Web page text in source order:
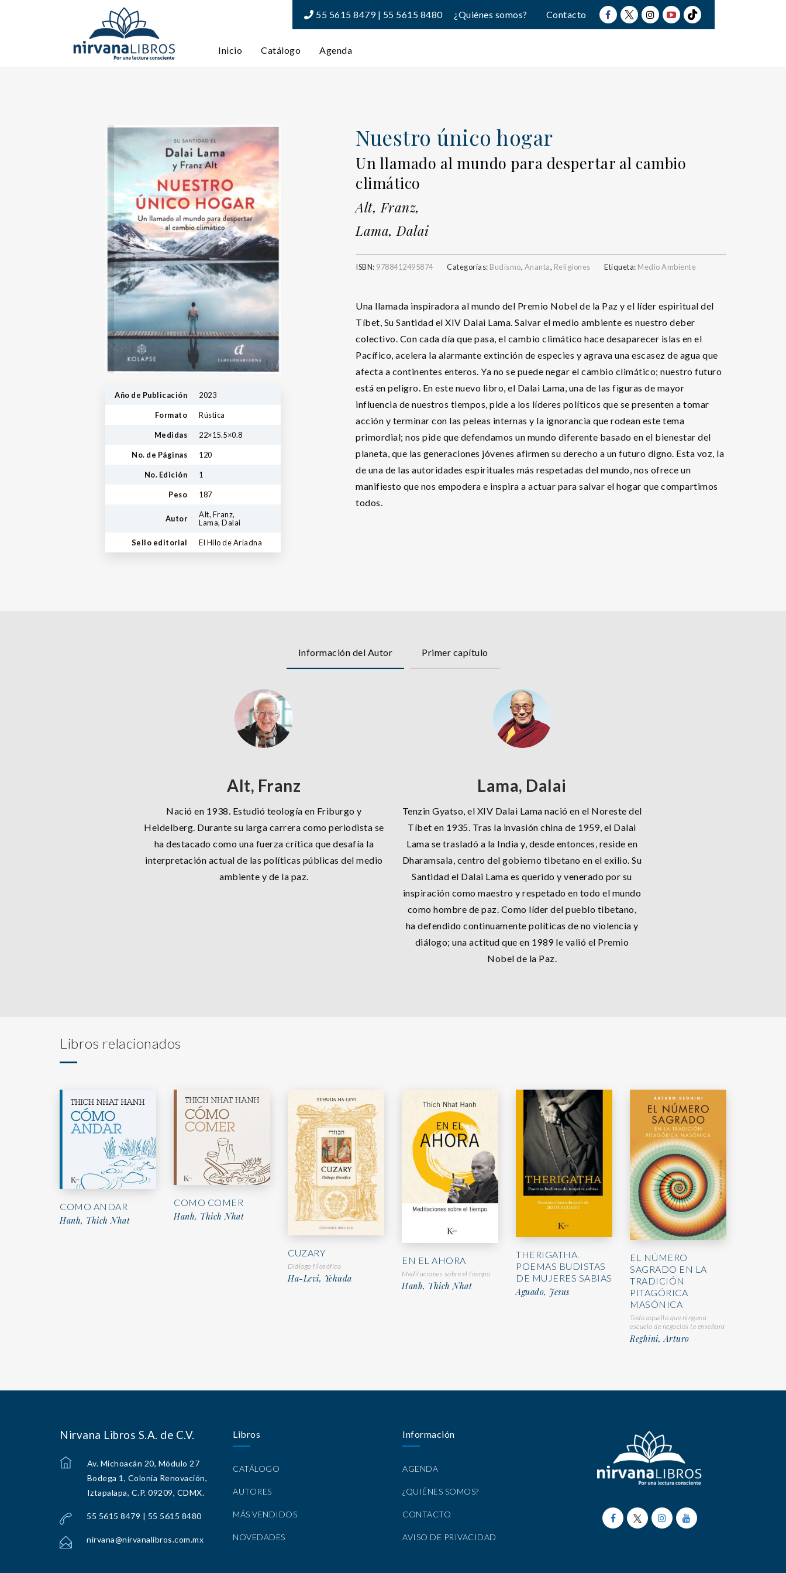
55 5615 8479 | 55 5615 8480 ¿Quiénes somos? Contacto
Inicio Catálogo Agenda
Año de Publicación 2023
Formato Rústica
Medidas 22×15.5×0.8
No. de Páginas 120
No. Edición 1
Peso 187
Autor
Alt, Franz,
Lama, Dalai
Sello editorial El Hilo de Ariadna
Nuestro único hogar
Un llamado al mundo para despertar al cambio
climático
Alt, Franz,
Lama, Dalai
ISBN: 9788412495874 Categorías: Budismo, Ananta, Religiones Etiqueta: Medio Ambiente
Una llamada inspiradora al mundo del Premio Nobel de la Paz y el líder espiritual del
Tíbet, Su Santidad el XIV Dalai Lama. Salvar el medio ambiente es nuestro deber
colectivo. Con cada día que pasa, el cambio climático hace desaparecer islas en el
Pacífico, acelera la alarmante extinción de especies y agrava una escasez de agua que
afecta a continentes enteros. Ya no se puede negar el cambio climático; nuestro futuro
está en peligro. En este nuevo libro, el Dalai Lama, una de las figuras de mayor
influencia de nuestros tiempos, pide a los líderes políticos que se presenten a tomar
acción y terminar con las peleas internas y la ignorancia que rodean este tema
primordial; nos pide que defendamos un mundo diferente basado en el bienestar del
planeta, que las generaciones jóvenes afirmen su derecho a un futuro digno. Esta voz, la
de una de las autoridades espirituales más respetadas del mundo, nos ofrece un
manifiesto que nos empodera e inspira a actuar para salvar el hogar que compartimos
todos.
Información del Autor Primer capítulo
Alt, Franz
Nació en 1938. Estudió teología en Friburgo y
Heidelberg. Durante su larga carrera como periodista se
ha destacado como una fuerza crítica que desafía la
interpretación actual de las políticas públicas del medio
ambiente y de la paz.
Lama, Dalai
Tenzin Gyatso, el XIV Dalai Lama nació en el Noreste del
Tíbet en 1935. Tras la invasión china de 1959, el Dalai
Lama se trasladó a la India y, desde entonces, reside en
Dharamsala, centro del gobierno tibetano en el exilio. Su
Santidad el Dalai Lama es querido y venerado por su
inspiración como maestro y respetado en todo el mundo
como hombre de paz. Como líder del pueblo tibetano,
ha defendido continuamente políticas de no violencia y
diálogo; una actitud que en 1989 le valió el Premio
Nobel de la Paz.
Libros relacionados
COMO ANDAR
Hanh, Thich Nhat
COMO COMER
Hanh, Thich Nhat
CUZARY
Diálogo filosófico
Ha-Levi, Yehuda
EN EL AHORA
Meditaciones sobre el tiempo
Hanh, Thich Nhat
THERIGATHA.
POEMAS BUDISTAS
DE MUJERES SABIAS
Aguado, Jesus
EL NÚMERO
SAGRADO EN LA
TRADICIÓN
PITAGÓRICA
MASÓNICA
Todo aquello que ninguna
escuela de negocios te enseñara
Reghini, Arturo
Nirvana Libros S.A. de C.V.
Av. Michoacán 20, Módulo 27
Bodega 1, Colonia Renovación,
Iztapalapa, C.P. 09209, CDMX.
55 5615 8479 | 55 5615 8480
nirvana@nirvanalibros.com.mx
Libros
CATÁLOGO
AUTORES
MÁS VENDIDOS
NOVEDADES
Información
AGENDA
¿QUIÉNES SOMOS?
CONTACTO
AVISO DE PRIVACIDAD